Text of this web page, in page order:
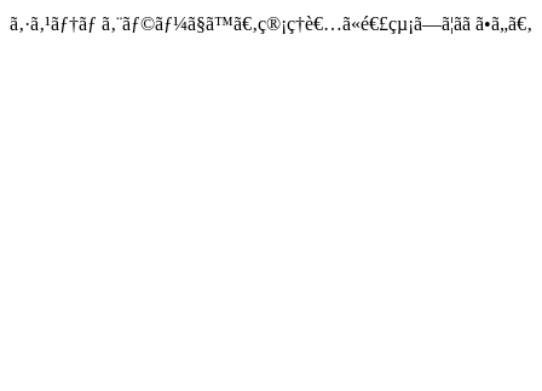
ã‚·ã‚¹ãƒ†ãƒ ã‚¨ãƒ©ãƒ¼ã§ã™ã€‚ç®¡ç†è€…ã«é€£çµ¡ã—ã¦ãã ã•ã„ã€‚